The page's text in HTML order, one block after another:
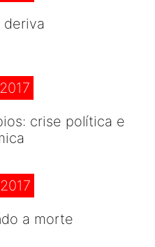
deriva
crise política e
a morte